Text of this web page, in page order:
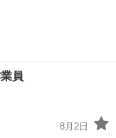
員
8月2日